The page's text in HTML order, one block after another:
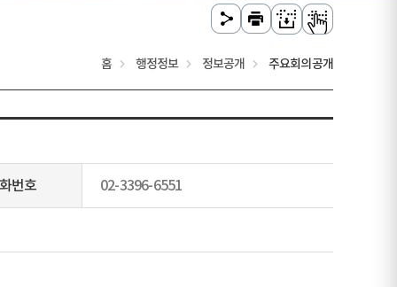
홈 행정정보 정보공개 주요회의공개
번호 02-3396-6551